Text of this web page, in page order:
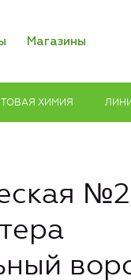
Магазины
ХИМИЯ